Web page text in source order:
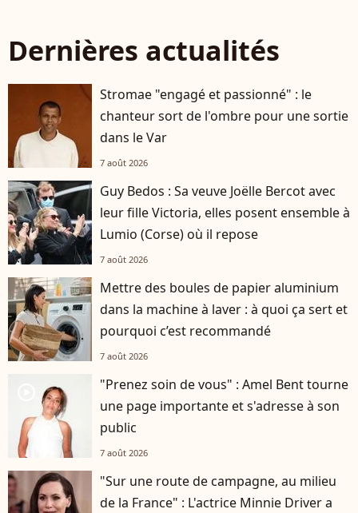
Dernières actualités
Stromae "engagé et passionné" : le
chanteur sort de l'ombre pour une sortie
dans le Var
7 août 2026
Guy Bedos : Sa veuve Joëlle Bercot avec
leur fille Victoria, elles posent ensemble à
Lumio (Corse) où il repose
7 août 2026
Mettre des boules de papier aluminium
dans la machine à laver : à quoi ça sert et
pourquoi c’est recommandé
7 août 2026
"Prenez soin de vous" : Amel Bent tourne
une page importante et s'adresse à son
public
7 août 2026
"Sur une route de campagne, au milieu
de la France" : L'actrice Minnie Driver a